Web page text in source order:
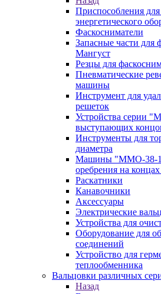
Приспособления
энергетического
Фаскосниматели
Запасные части для
Мангуст
Резцы для
Пневматические
машины
Инструмент для
решеток
Устройства серии
выступающих
Инструменты для
диаметра
Машины "ММО-38-
оребрения на
Раскатники
Канавочники
Аксессуары
Электрические
Устройства для
Оборудование для
соединений
Устройство для
теплообменника
Вальцовки различных
Назад